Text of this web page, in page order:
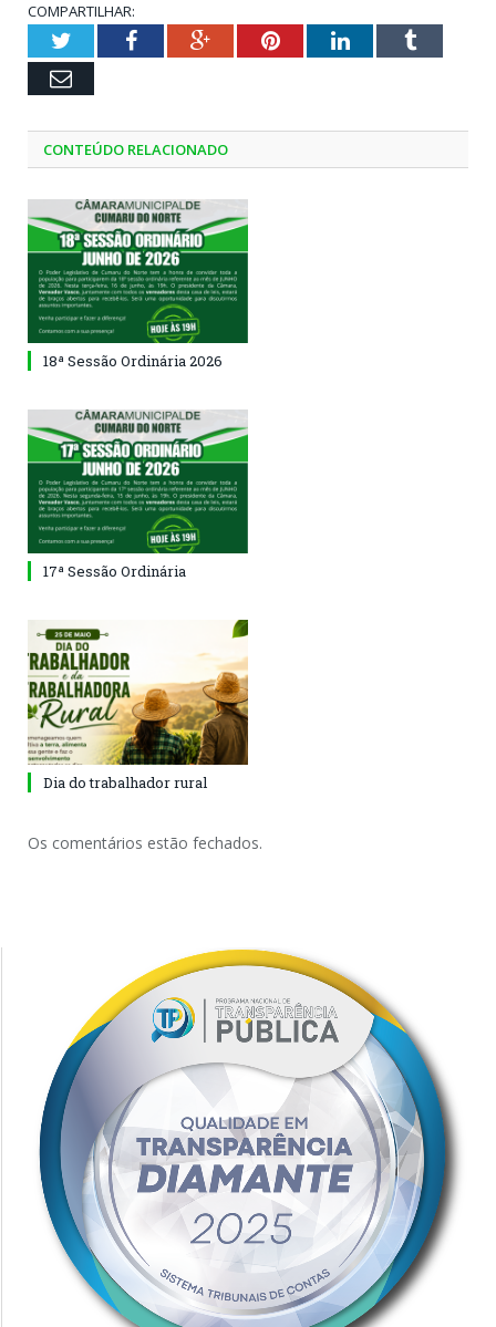
COMPARTILHAR:
TwitterFacebookGoogle+PinterestLinkedInTumblr
Email
CONTEÚDO RELACIONADO
18ª Sessão Ordinária 2026
17ª Sessão Ordinária
Dia do trabalhador rural
Os comentários estão fechados.